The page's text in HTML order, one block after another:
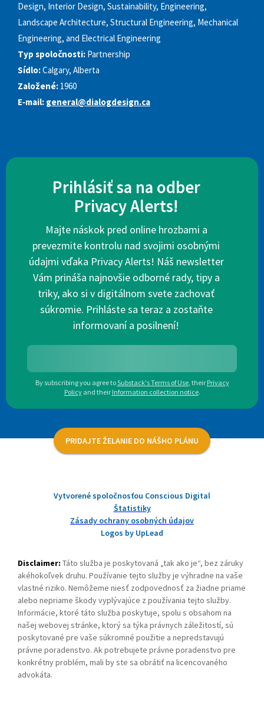
Design, Interior Design, Sustainability, Engineering,
Landscape Architecture, Structural Engineering, Mechanical
Engineering, and Electrical Engineering
Typ spoločnosti: Partnership
Sídlo:Calgary, Alberta
Založené: 1960
E‑mail: general@dialogdesign.ca
Prihlásiť sa na odber
Privacy Alerts!
Majte náskok pred online hrozbami a
prevezmite kontrolu nad svojimi osobnými
údajmi vďaka Privacy Alerts! Náš newsletter
Vám prináša najnovšie odborné rady, tipy a
triky, ako si v digitálnom svete zachovať
súkromie. Prihláste sa teraz a zostaňte
informovaní a posilnení!
By subscribing you agree toSubstack's Terms of Use, their Privacy
Policy and their Information collection notice.
PRIDAJTE ŽELANIE DO NÁŠHO PLÁNU
Vytvorené spoločnosťou Conscious Digital
Štatistiky
Zásady ochrany osobných údajov
Logos by UpLead
Disclaimer: Táto služba je poskytovaná „tak ako je“, bez záruky
akéhokoľvek druhu. Používanie tejto služby je výhradne na vaše
vlastné riziko. Nemôžeme niesť zodpovednosť za žiadne priame
alebo nepriame škody vyplývajúce z používania tejto služby.
Informácie, ktoré táto služba poskytuje, spolu s obsahom na
našej webovej stránke, ktorý sa týka právnych záležitostí, sú
poskytované pre vaše súkromné použitie a nepredstavujú
právne poradenstvo. Ak potrebujete právne poradenstvo pre
konkrétny problém, mali by ste sa obrátiť na licencovaného
advokáta.